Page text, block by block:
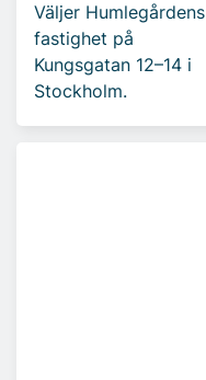
Väljer Humlegårdens
fastighet på
Kungsgatan 12–14 i
Stockholm.